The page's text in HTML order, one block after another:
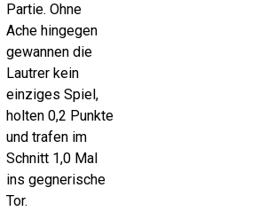
Partie. Ohne
Ache hingegen
gewannen die
Lautrer kein
einziges Spiel,
holten 0,2 Punkte
und trafen im
Schnitt 1,0 Mal
ins gegnerische
Tor.